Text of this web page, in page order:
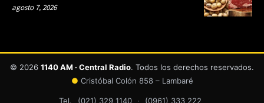
agosto 7, 2026
© 2026 1140 AM · Central Radio. Todos los derechos reservados.
● Cristóbal Colón 858 – Lambaré
Tel. (021) 329 1140 · (0961) 333 222